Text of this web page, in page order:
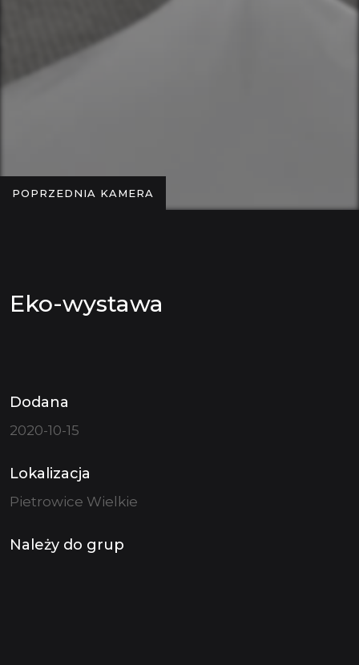
POPRZEDNIA KAMERA
Eko-wystawa
Dodana
2020-10-15
Lokalizacja
Pietrowice Wielkie
Należy do grup